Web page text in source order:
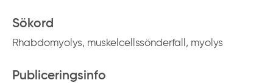
Sökord
Rhabdomyolys, muskelcellssönderfall, myolys
Publiceringsinfo